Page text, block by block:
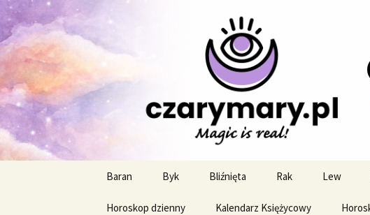
miesięczny i
Profesjonalne przepowiednie
treści
Baran Byk Bliźnięta Rak Lew
Horoskop dzienny Kalendarz Księżycowy